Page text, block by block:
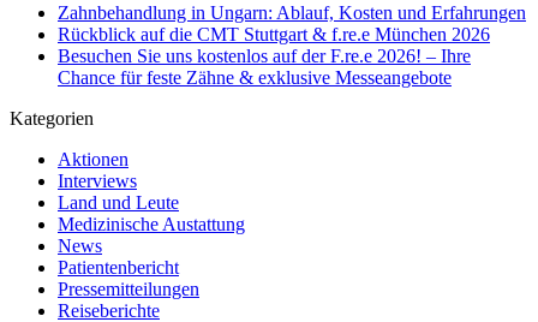
Zahnbehandlung in Ungarn: Ablauf, Kosten und Erfahrungen
Rückblick auf die CMT Stuttgart & f.re.e München 2026
Besuchen Sie uns kostenlos auf der F.re.e 2026! – Ihre
Chance für feste Zähne & exklusive Messeangebote
Kategorien
Aktionen
Interviews
Land und Leute
Medizinische Austattung
News
Patientenbericht
Pressemitteilungen
Reiseberichte